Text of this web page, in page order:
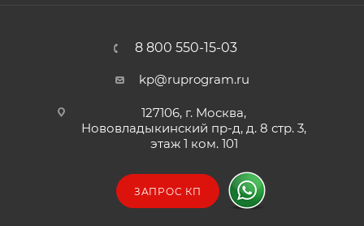
8 800 550-15-03
kp@ruprogram.ru
127106, г. Москва,
Нововладыкинский пр-д, д. 8 стр. 3,
этаж 1 ком. 101
ЗАПРОС КП